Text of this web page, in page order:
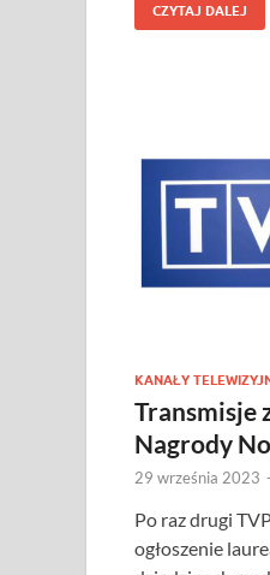
CZYTAJ DALEJ
KANAŁY
Transmisje
Nagrody
29 września 2023 -
Po raz drugi
ogłoszenie